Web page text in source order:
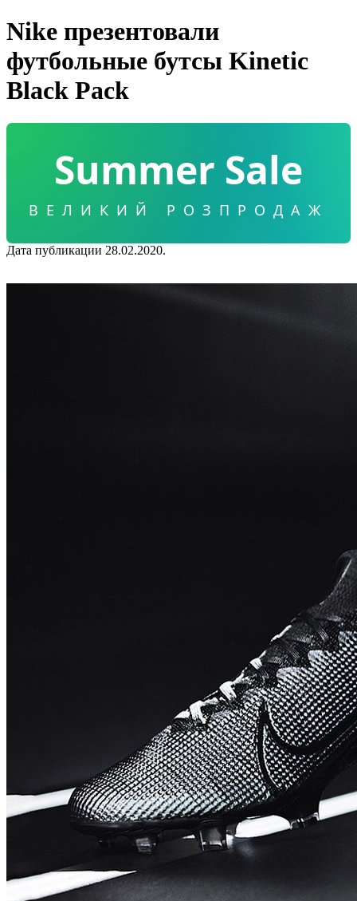
Nike презентовали
футбольные бутсы Kinetic
Black Pack
Summer Sale
ВЕЛИКИЙ РОЗПРОДАЖ
Дата публикации 28.02.2020.